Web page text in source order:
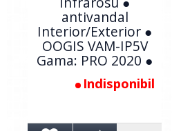
antivandal
Interior/Exterior ●
OOGIS VAM-IP5V
Gama: PRO 2020 ●
Indisponibil